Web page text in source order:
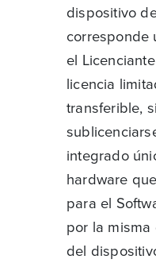
dispositivo
corresponde
el
licencia
transferible,
integrado
hardware
para el
por la
del